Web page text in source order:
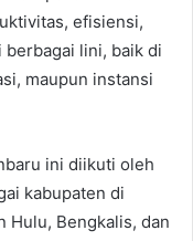
efisiensi,
berbagai lini, baik di
maupun instansi
ini diikuti oleh
kabupaten di
Hulu, Bengkalis, dan